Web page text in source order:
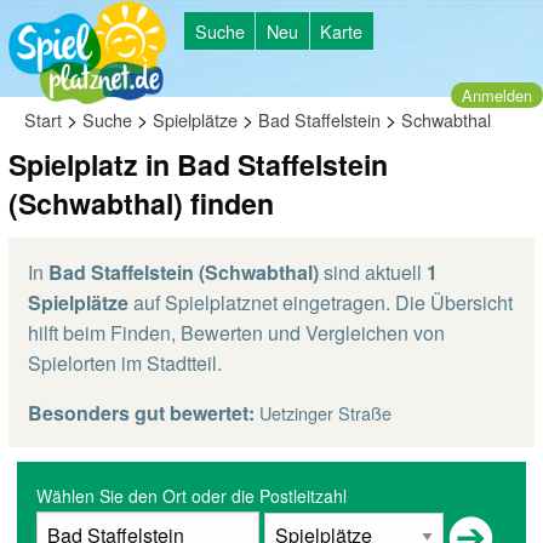
Suche Neu Karte
Anmelden
Start > Suche > Spielplätze > Bad Staffelstein > Schwabthal
Spielplatz in Bad Staffelstein
(Schwabthal) finden
In Bad Staffelstein (Schwabthal)sind aktuell 1
Spielplätzeauf Spielplatznet eingetragen. Die Übersicht
hilft beim Finden, Bewerten und Vergleichen von
Spielorten im Stadtteil.
Besonders gut bewertet: Uetzinger Straße
Wählen Sie den Ort oder die Postleitzahl